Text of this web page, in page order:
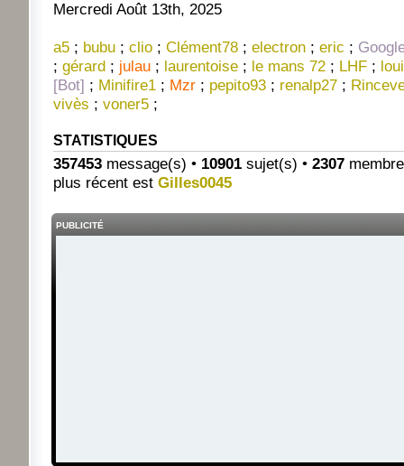
Mercredi Août 13th, 2025
a5; bubu; clio; Clément78; electron; eric ;
; gérard; julau; laurentoise; le mans 72; LHF;
[Bot] ; Minifire1; Mzr; pepito93; renalp27;
vivès ; voner5;
STATISTIQUES
357453message(s) • 10901sujet(s) • 2307
plus récent est Gilles0045
PUBLICITÉ